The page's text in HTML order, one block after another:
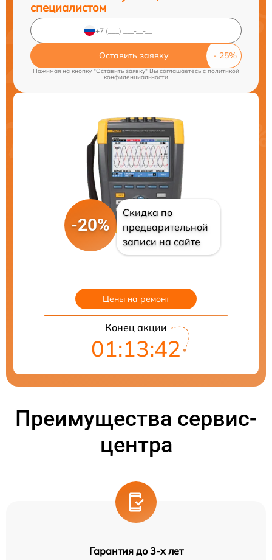
специалистом
Оставить заявку
Нажимая на кнопку "Оставить заявку" Вы соглашаетесь cполитикой
конфиденциальности
-20%
Скидка по
предварительной
записи на сайте
Цены на ремонт
Конец акции
01:13:40
Преимущества сервис-
центра
Гарантия до 3-х лет